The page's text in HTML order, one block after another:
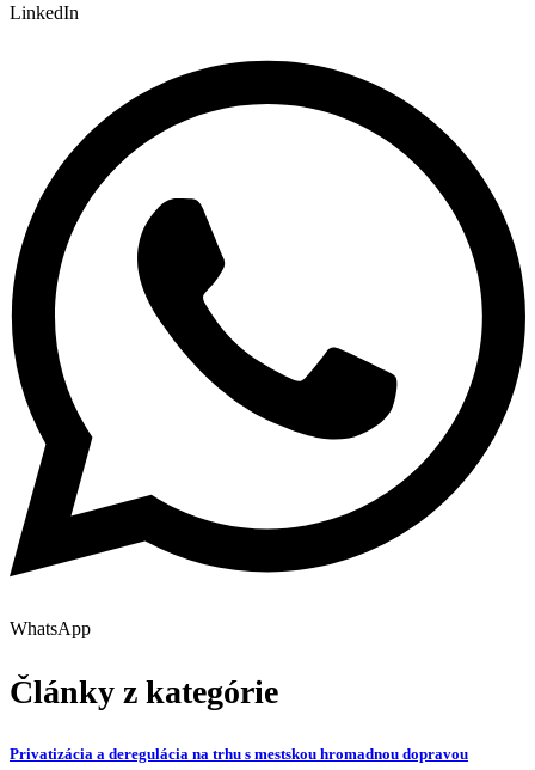
LinkedIn
WhatsApp
Články z kategórie
Privatizácia a deregulácia na trhu s mestskou hromadnou dopravou